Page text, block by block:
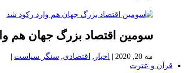
سومین اقتصاد بزرگ جهان هم
مه 20, 2020 | اخبار , اقتصادی, سنگر سیاست |
قرآن و عترت